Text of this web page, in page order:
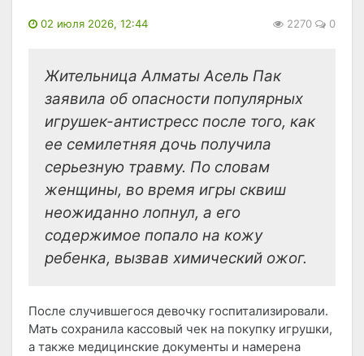
02 июля 2026, 12:44 2270 0
Жительница Алматы Асель Пак
заявила об опасности популярных
игрушек-антистресс после того, как
ее семилетняя дочь получила
серьезную травму. По словам
женщины, во время игры сквиш
неожиданно лопнул, а его
содержимое попало на кожу
ребенка, вызвав химический ожог.
После случившегося девочку госпитализировали.
Мать сохранила кассовый чек на покупку игрушки,
а также медицинские документы и намерена